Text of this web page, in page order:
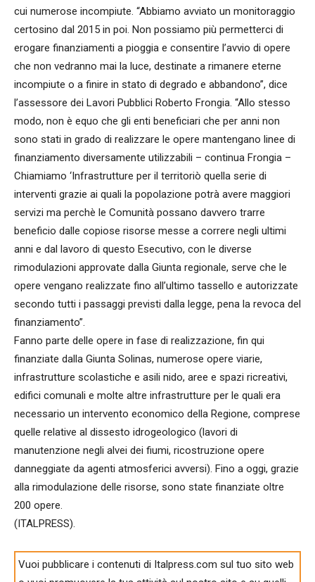
cui numerose incompiute. “Abbiamo avviato un monitoraggio
certosino dal 2015 in poi. Non possiamo più permetterci di
erogare finanziamenti a pioggia e consentire l’avvio di opere
che non vedranno mai la luce, destinate a rimanere eterne
incompiute o a finire in stato di degrado e abbandono”, dice
l’assessore dei Lavori Pubblici Roberto Frongia. “Allo stesso
modo, non è equo che gli enti beneficiari che per anni non
sono stati in grado di realizzare le opere mantengano linee di
finanziamento diversamente utilizzabili – continua Frongia –
Chiamiamo ‘Infrastrutture per il territoriò quella serie di
interventi grazie ai quali la popolazione potrà avere maggiori
servizi ma perchè le Comunità possano davvero trarre
beneficio dalle copiose risorse messe a correre negli ultimi
anni e dal lavoro di questo Esecutivo, con le diverse
rimodulazioni approvate dalla Giunta regionale, serve che le
opere vengano realizzate fino all’ultimo tassello e autorizzate
secondo tutti i passaggi previsti dalla legge, pena la revoca del
finanziamento”.
Fanno parte delle opere in fase di realizzazione, fin qui
finanziate dalla Giunta Solinas, numerose opere viarie,
infrastrutture scolastiche e asili nido, aree e spazi ricreativi,
edifici comunali e molte altre infrastrutture per le quali era
necessario un intervento economico della Regione, comprese
quelle relative al dissesto idrogeologico (lavori di
manutenzione negli alvei dei fiumi, ricostruzione opere
danneggiate da agenti atmosferici avversi). Fino a oggi, grazie
alla rimodulazione delle risorse, sono state finanziate oltre
200 opere.
(ITALPRESS).
Vuoi pubblicare i contenuti di Italpress.com sul tuo sito web